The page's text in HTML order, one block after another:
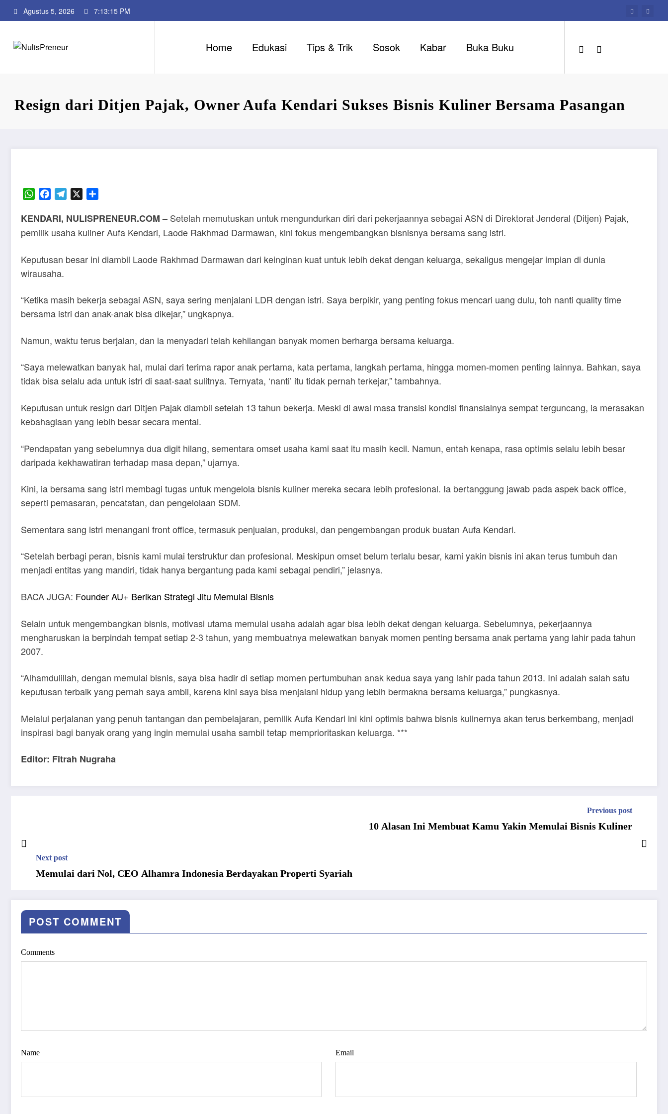
to
Agustus 5, 2026 7:13:15 PM
Home Edukasi Tips & Trik Sosok Kabar Buka Buku
Resign dari Ditjen Pajak, Owner Aufa Kendari Sukses Bisnis Kuliner Bersama Pasangan
WhatsAppFacebookTelegram
KENDARI, NULISPRENEUR.COM– Setelah memutuskan untuk mengundurkan diri dari pekerjaannya sebagai ASN di Direktorat Jenderal (Ditjen) Pajak,
pemilik usaha kuliner Aufa Kendari, Laode Rakhmad Darmawan, kini fokus mengembangkan bisnisnya bersama sang istri.
Keputusan besar ini diambil Laode Rakhmad Darmawan dari keinginan kuat untuk lebih dekat dengan keluarga, sekaligus mengejar impian di dunia
wirausaha.
“Ketika masih bekerja sebagai ASN, saya sering menjalani LDR dengan istri. Saya berpikir, yang penting fokus mencari uang dulu, toh nanti quality time
bersama istri dan anak-anak bisa dikejar,” ungkapnya.
Namun, waktu terus berjalan, dan ia menyadari telah kehilangan banyak momen berharga bersama keluarga.
“Saya melewatkan banyak hal, mulai dari terima rapor anak pertama, kata pertama, langkah pertama, hingga momen-momen penting lainnya. Bahkan, saya
tidak bisa selalu ada untuk istri di saat-saat sulitnya. Ternyata, ‘nanti’ itu tidak pernah terkejar,” tambahnya.
Keputusan untuk resign dari Ditjen Pajak diambil setelah 13 tahun bekerja. Meski di awal masa transisi kondisi finansialnya sempat terguncang, ia merasakan
kebahagiaan yang lebih besar secara mental.
“Pendapatan yang sebelumnya dua digit hilang, sementara omset usaha kami saat itu masih kecil. Namun, entah kenapa, rasa optimis selalu lebih besar
daripada kekhawatiran terhadap masa depan,” ujarnya.
Kini, ia bersama sang istri membagi tugas untuk mengelola bisnis kuliner mereka secara lebih profesional. Ia bertanggung jawab pada aspek back office,
seperti pemasaran, pencatatan, dan pengelolaan SDM.
Sementara sang istri menangani front office, termasuk penjualan, produksi, dan pengembangan produk buatan Aufa Kendari.
“Setelah berbagi peran, bisnis kami mulai terstruktur dan profesional. Meskipun omset belum terlalu besar, kami yakin bisnis ini akan terus tumbuh dan
menjadi entitas yang mandiri, tidak hanya bergantung pada kami sebagai pendiri,” jelasnya.
BACA JUGA: Founder AU+ Berikan Strategi Jitu Memulai Bisnis
Selain untuk mengembangkan bisnis, motivasi utama memulai usaha adalah agar bisa lebih dekat dengan keluarga. Sebelumnya, pekerjaannya
mengharuskan ia berpindah tempat setiap 2-3 tahun, yang membuatnya melewatkan banyak momen penting bersama anak pertama yang lahir pada tahun
2007.
“Alhamdulillah, dengan memulai bisnis, saya bisa hadir di setiap momen pertumbuhan anak kedua saya yang lahir pada tahun 2013. Ini adalah salah satu
keputusan terbaik yang pernah saya ambil, karena kini saya bisa menjalani hidup yang lebih bermakna bersama keluarga,” pungkasnya.
Melalui perjalanan yang penuh tantangan dan pembelajaran, pemilik Aufa Kendari ini kini optimis bahwa bisnis kulinernya akan terus berkembang, menjadi
inspirasi bagi banyak orang yang ingin memulai usaha sambil tetap memprioritaskan keluarga. ***
Editor: Fitrah Nugraha
Previous post
10 Alasan Ini Membuat Kamu Yakin Memulai Bisnis Kuliner
Next post
Memulai dari Nol, CEO Alhamra Indonesia Berdayakan Properti Syariah
POST COMMENT
Comments
Name Email